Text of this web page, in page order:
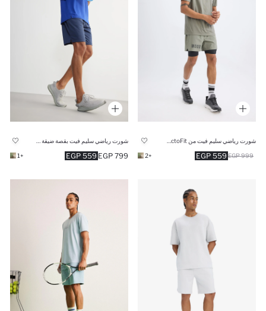
شورت رياضي سليم فيت من DeFactoFit
559 EGP 999 EGP
+2
شورت رياضي سليم فيت بقصة ضيقة من DeFactoFit
559 EGP 799 EGP
+1